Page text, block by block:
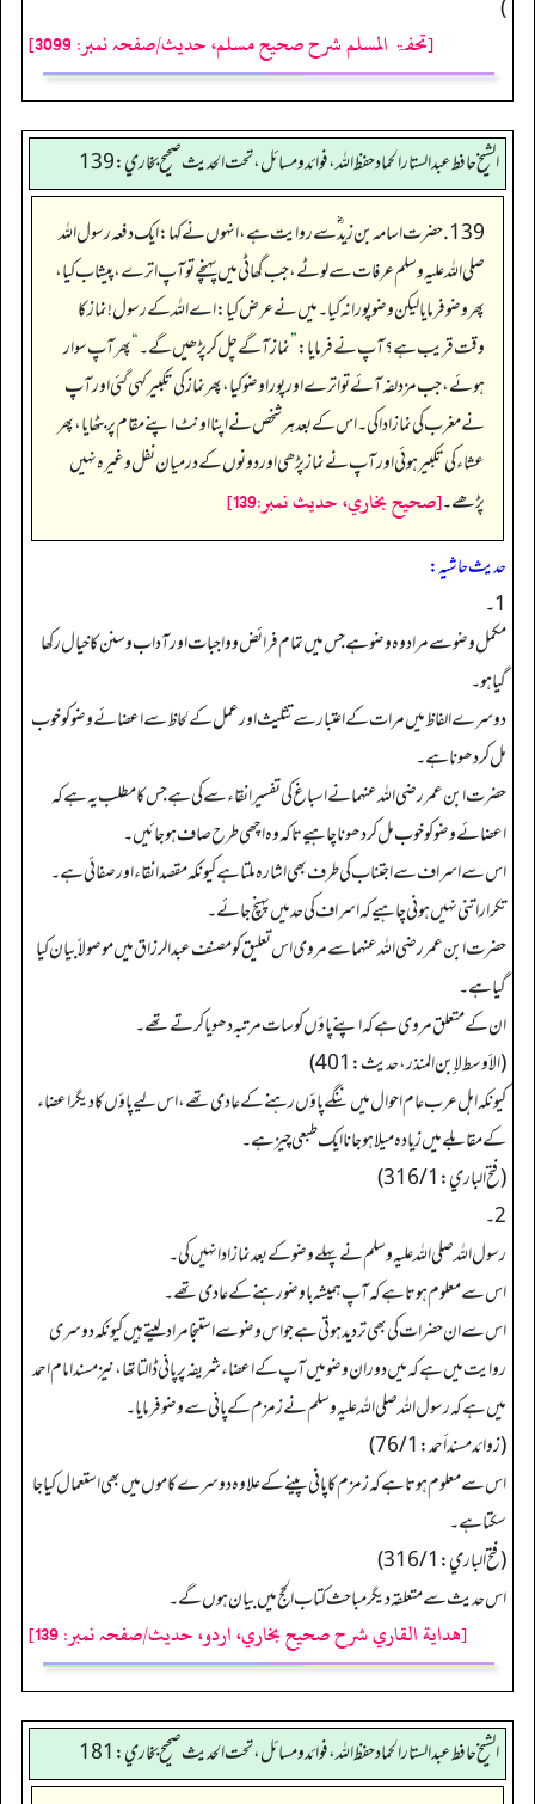
)
[تحفۃ المسلم شرح صحیح مسلم، حدیث/صفحہ نمبر: 3099]
الشيخ حافط عبدالستار الحماد حفظ الله، فوائد و مسائل، تحت الحديث صحيح بخاري:139
139. حضرت اسامہ بن زید ؓ سے روایت ہے، انہوں نے کہا: ایک دفعہ رسول اللہ
صلی اللہ علیہ وسلم عرفات سے لوٹے، جب گھاٹی میں پہنچے تو آپ اترے، پیشاب کیا،
پھر وضو فرمایا لیکن وضو پورا نہ کیا۔ میں نے عرض کیا: اے اللہ کے رسول! نماز کا
وقت قریب ہے؟ آپ نے فرمایا:”نماز آگے چل کر پڑھیں گے۔“پھر آپ سوار
ہوئے، جب مزدلفہ آئے تو اترے اور پورا وضو کیا، پھر نماز کی تکبیر کہی گئی اور آپ
نے مغرب کی نماز ادا کی۔ اس کے بعد ہر شخص نے اپنا اونٹ اپنے مقام پر بٹھایا، پھر
عشاء کی تکبیر ہوئی اور آپ نے نماز پڑھی اور دونوں کے درمیان نفل وغیرہ نہیں
پڑھے۔[صحيح بخاري، حديث نمبر:139]
حدیث حاشیہ:
1۔
مکمل وضو سے مراد وہ وضو ہے جس میں تمام فرائض و واجبات اورآداب و سنن کا خیال رکھا
گیا ہو۔
دوسرے الفاظ میں مرات کے اعتبار سے تثلیث اور عمل کے لحاظ سے اعضائے وضو کو خوب
مل کر دھونا ہے۔
حضرت ابن عمر رضی اللہ عنہما نے اسباغ کی تفسیر انقاء سے کی ہے جس کا مطلب یہ ہے کہ
اعضائے وضو کو خوب مل کر دھونا چاہیے تاکہ وہ اچھی طرح صاف ہو جائیں۔
اس سے اسراف سے اجتناب کی طرف بھی اشارہ ملتا ہے کیونکہ مقصد انقاء اور صفائی ہے۔
تکرار اتنی نہیں ہونی چاہیے کہ اسراف کی حد میں پہنچ جائے۔
حضرت ابن عمر رضی اللہ عنہما سے مروی اس تعلیق کو مصنف عبدالرزاق میں موصولاً بیان کیا
گیا ہے۔
ان کے متعلق مروی ہے کہ اپنے پاؤں کو سات مرتبہ دھویا کرتے تھے۔
(الأوسط لإبن المنذر، حدیث: 401)
کیونکہ اہل عرب عام احوال میں ننگے پاؤں رہنے کے عادی تھے، اس لیے پاؤں کا دیگر اعضاء
کے مقابلے میں زیادہ میلا ہو جانا ایک طبعی چیز ہے۔
(فتح الباري: 316/1)
2۔
رسول اللہ صلی اللہ علیہ وسلم نے پہلے وضو کے بعد نماز ادا نہیں کی۔
اس سے معلوم ہوتا ہے کہ آپ ہمیشہ باوضو رہنے کے عادی تھے۔
اس سے ان حضرات کی بھی تردید ہوتی ہے جو اس وضو سے استنجا مراد لیتے ہیں کیونکہ دوسری
روایت میں ہے کہ میں دوران وضو میں آپ کے اعضاء شریفہ پر پانی ڈالتا تھا، نیز مسند امام احمد
میں ہے کہ رسول اللہ صلی اللہ علیہ وسلم نے زمزم کے پانی سے وضو فرمایا۔
(زوائد مسند أحمد: 76/1)
اس سے معلوم ہوتا ہے کہ زمزم کا پانی پینے کے علاوہ دوسرے کاموں میں بھی استعمال کیا جا
سکتا ہے۔
(فتح الباري: 316/1)
اس حدیث سے متعلقہ دیگر مباحث كتاب الحج میں بیان ہوں گے۔
[هداية القاري شرح صحيح بخاري، اردو، حدیث/صفحہ نمبر: 139]
الشيخ حافط عبدالستار الحماد حفظ الله، فوائد و مسائل، تحت الحديث صحيح بخاري:181